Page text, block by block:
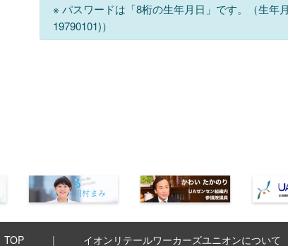
※ パスワードは「8桁の生年月日」です。（生年
19790101)）
TOP イオンリテールワーカーズユニオンについて